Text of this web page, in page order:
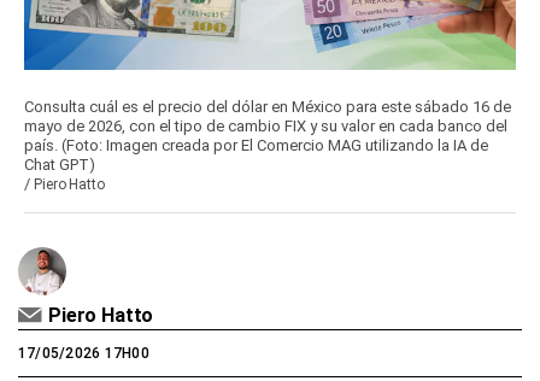
Consulta cuál es el precio del dólar en México para este sábado 16 de
mayo de 2026, con el tipo de cambio FIX y su valor en cada banco del
país. (Foto: Imagen creada por El Comercio MAG utilizando la IA de
Chat GPT)
/ Piero Hatto
Piero Hatto
17/05/2026 17H00